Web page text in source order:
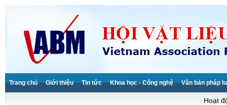
Trang chủ Giới thiệu Tin tức Khoa học - Công nghệ Văn bản pháp
Hoạt